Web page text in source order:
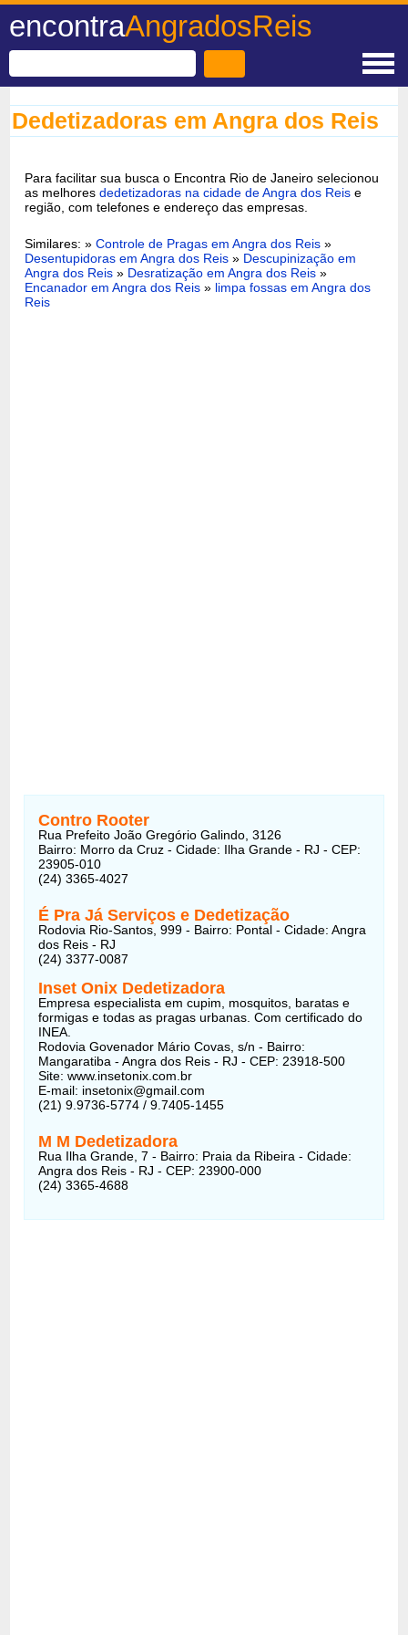
encontraAngradosReis
Dedetizadoras em Angra dos Reis
Para facilitar sua busca o Encontra Rio de Janeiro selecionou
as melhoresdedetizadoras na cidade de Angra dos Reis e
região, com telefones e endereço das empresas.
Similares: »Controle de Pragas em Angra dos Reis »
Desentupidoras em Angra dos Reis » Descupinização em
Angra dos Reis » Desratização em Angra dos Reis »
Encanador em Angra dos Reis » limpa fossas em Angra dos
Reis
Contro Rooter
Rua Prefeito João Gregório Galindo, 3126
Bairro: Morro da Cruz - Cidade: Ilha Grande - RJ - CEP:
23905-010
(24) 3365-4027
É Pra Já Serviços e Dedetização
Rodovia Rio-Santos, 999 - Bairro: Pontal - Cidade: Angra
dos Reis - RJ
(24) 3377-0087
Inset Onix Dedetizadora
Empresa especialista em cupim, mosquitos, baratas e
formigas e todas as pragas urbanas. Com certificado do
INEA.
Rodovia Govenador Mário Covas, s/n - Bairro:
Mangaratiba - Angra dos Reis - RJ - CEP: 23918-500
Site: www.insetonix.com.br
E-mail: insetonix@gmail.com
(21) 9.9736-5774 / 9.7405-1455
M M Dedetizadora
Rua Ilha Grande, 7 - Bairro: Praia da Ribeira - Cidade:
Angra dos Reis - RJ - CEP: 23900-000
(24) 3365-4688